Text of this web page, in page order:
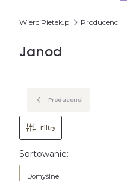
WierciPietek.pl Producenci
Janod
Producenci
Filtry
Lista produktów
Sortowanie:
Domyślne